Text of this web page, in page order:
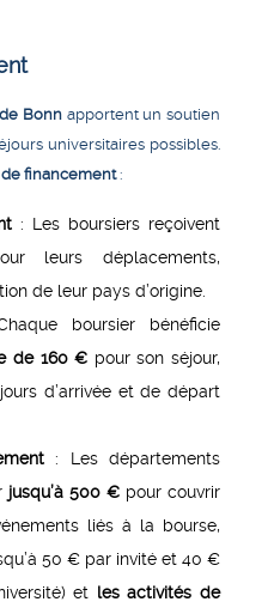
Bonnapportent un soutien
universitaires possibles.
financement:
: Les boursiers reçoivent
leurs déplacements,
de leur pays d’origine.
boursier bénéficie
de 160 € pour son séjour,
d’arrivée et de départ
: Les départements
jusqu’à 500 € pour couvrir
liés à la bourse,
50 € par invité et 40 €
et les activités de